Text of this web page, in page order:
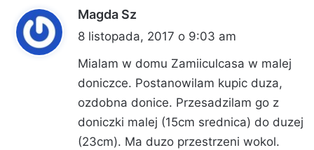
Magda Sz
i
s
z
e
:
8 listopada, 2017 o 9:03 am
Mialam w domu Zamiiculcasa w malej
doniczce. Postanowilam kupic duza,
ozdobna donice. Przesadzilam go z
doniczki malej (15cm srednica) do duzej
(23cm). Ma duzo przestrzeni wokol.